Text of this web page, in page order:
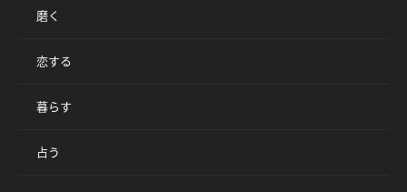
磨く
恋する
暮らす
占う